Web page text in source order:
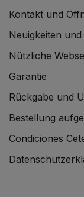
Kontakt und
Neuigkeiten
Nützliche
Garantie
Rückgabe und
Bestellung
Condiciones